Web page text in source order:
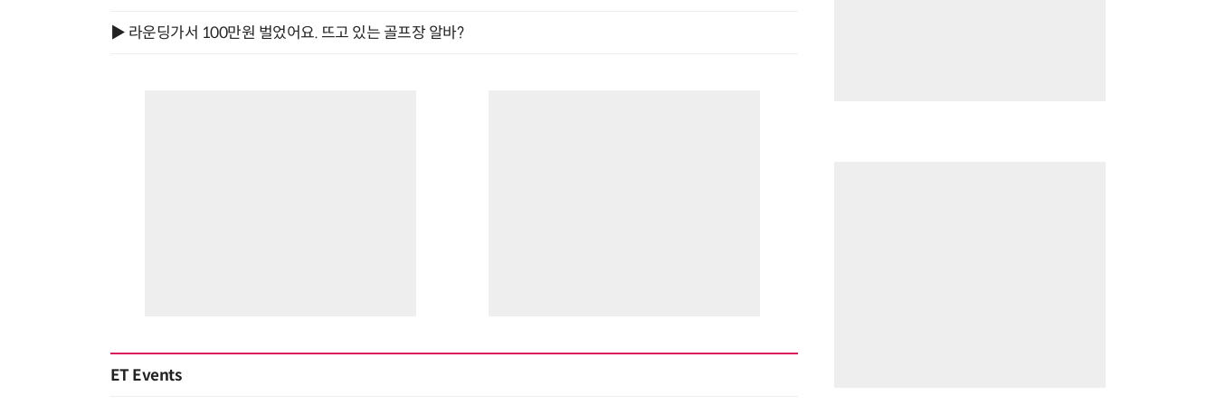
▶ 라운딩가서 100만원 벌었어요. 뜨고 있는 골프장 알바?
ET Events